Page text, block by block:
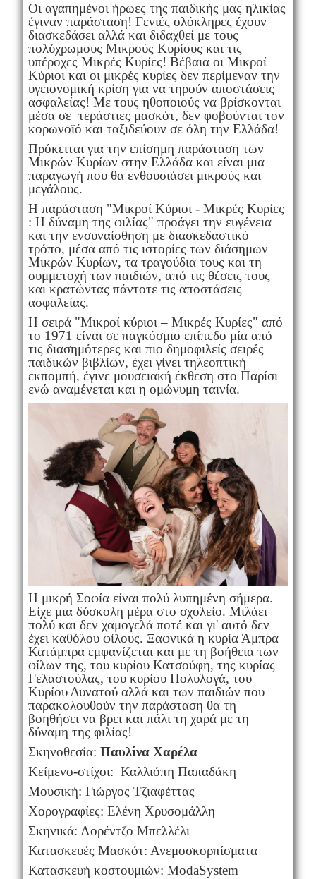
Οι αγαπημένοι ήρωες της παιδικής μας ηλικίας
έγιναν παράσταση! Γενιές ολόκληρες έχουν
διασκεδάσει αλλά και διδαχθεί με τους
πολύχρωμους Μικρούς Κυρίους και τις
υπέροχες Μικρές Κυρίες! Βέβαια οι Μικροί
Κύριοι και οι μικρές κυρίες δεν περίμεναν την
υγειονομική κρίση για να τηρούν αποστάσεις
ασφαλείας! Με τους ηθοποιούς να βρίσκονται
μέσα σε τεράστιες μασκότ, δεν φοβούνται τον
κορωνοϊό και ταξιδεύουν σε όλη την Ελλάδα!
Πρόκειται για την επίσημη παράσταση των
Μικρών Κυρίων στην Ελλάδα και είναι μια
παραγωγή που θα ενθουσιάσει μικρούς και
μεγάλους.
Η παράσταση "Μικροί Κύριοι - Μικρές Κυρίες
: Η δύναμη της φιλίας" προάγει την ευγένεια
και την ενσυναίσθηση με διασκεδαστικό
τρόπο, μέσα από τις ιστορίες των διάσημων
Μικρών Κυρίων, τα τραγούδια τους και τη
συμμετοχή των παιδιών, από τις θέσεις τους
και κρατώντας πάντοτε τις αποστάσεις
ασφαλείας.
Η σειρά "Μικροί κύριοι – Μικρές Κυρίες" από
το 1971 είναι σε παγκόσμιο επίπεδο μία από
τις διασημότερες και πιο δημοφιλείς σειρές
παιδικών βιβλίων, έχει γίνει τηλεοπτική
εκπομπή, έγινε μουσειακή έκθεση στο Παρίσι
ενώ αναμένεται και η ομώνυμη ταινία.
Η μικρή Σοφία είναι πολύ λυπημένη σήμερα.
Είχε μια δύσκολη μέρα στο σχολείο. Μιλάει
πολύ και δεν χαμογελά ποτέ και γι' αυτό δεν
έχει καθόλου φίλους. Ξαφνικά η κυρία Άμπρα
Κατάμπρα εμφανίζεται και με τη βοήθεια των
φίλων της, του κυρίου Κατσούφη, της κυρίας
Γελαστούλας, του κυρίου Πολυλογά, του
Κυρίου Δυνατού αλλά και των παιδιών που
παρακολουθούν την παράσταση θα τη
βοηθήσει να βρει και πάλι τη χαρά με τη
δύναμη της φιλίας!
Σκηνοθεσία: Παυλίνα Χαρέλα
Κείμενο-στίχοι: Καλλιόπη Παπαδάκη
Μουσική: Γιώργος Τζιαφέττας
Χορογραφίες: Ελένη Χρυσομάλλη
Σκηνικά: Λορέντζο Μπελλέλι
Κατασκευές Μασκότ: Ανεμοσκορπίσματα
Κατασκευή κοστουμιών: ModaSystem